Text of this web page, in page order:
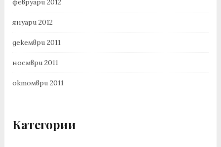
февруари 2012
януари 2012
декември 2011
ноември 2011
октомври 2011
Категории